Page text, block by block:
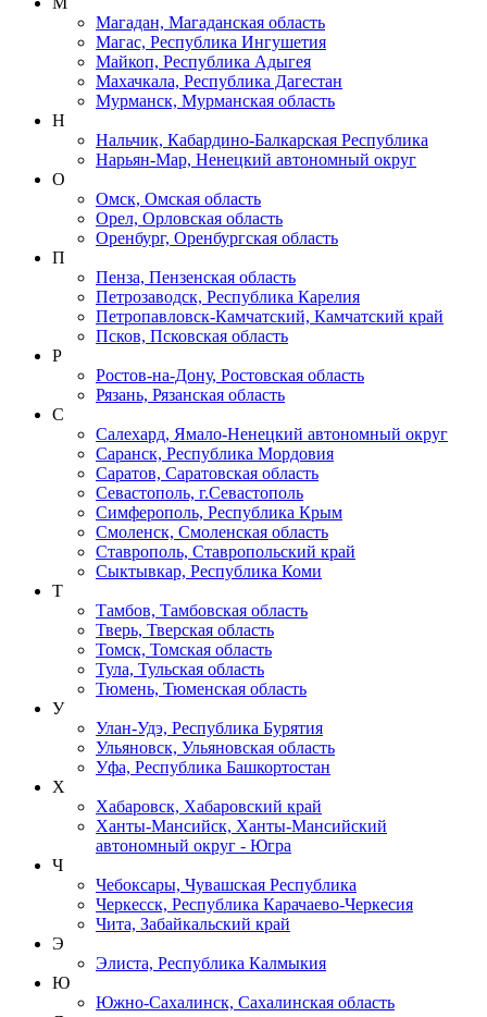
Магадан, Магаданская область
Магас, Республика Ингушетия
Майкоп, Республика Адыгея
Махачкала, Республика Дагестан
Мурманск, Мурманская область
Н
Нальчик, Кабардино-Балкарская Республика
Нарьян-Мар, Ненецкий автономный округ
О
Омск, Омская область
Орел, Орловская область
Оренбург, Оренбургская область
П
Пенза, Пензенская область
Петрозаводск, Республика Карелия
Петропавловск-Камчатский, Камчатский край
Псков, Псковская область
Р
Ростов-на-Дону, Ростовская область
Рязань, Рязанская область
С
Салехард, Ямало-Ненецкий автономный округ
Саранск, Республика Мордовия
Саратов, Саратовская область
Севастополь, г.Севастополь
Симферополь, Республика Крым
Смоленск, Смоленская область
Ставрополь, Ставропольский край
Сыктывкар, Республика Коми
Т
Тамбов, Тамбовская область
Тверь, Тверская область
Томск, Томская область
Тула, Тульская область
Тюмень, Тюменская область
У
Улан-Удэ, Республика Бурятия
Ульяновск, Ульяновская область
Уфа, Республика Башкортостан
Х
Хабаровск, Хабаровский край
Ханты-Мансийск, Ханты-Мансийский
автономный округ - Югра
Ч
Чебоксары, Чувашская Республика
Черкесск, Республика Карачаево-Черкесия
Чита, Забайкальский край
Э
Элиста, Республика Калмыкия
Ю
Южно-Сахалинск, Сахалинская область